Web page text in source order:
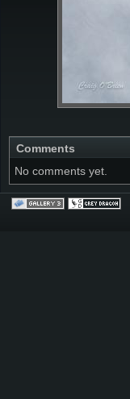
Comments
No comments yet.